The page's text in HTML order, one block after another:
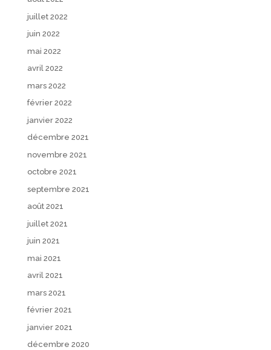
juillet 2022
juin 2022
mai 2022
avril 2022
mars 2022
février 2022
janvier 2022
décembre 2021
novembre 2021
octobre 2021
septembre 2021
août 2021
juillet 2021
juin 2021
mai 2021
avril 2021
mars 2021
février 2021
janvier 2021
décembre 2020